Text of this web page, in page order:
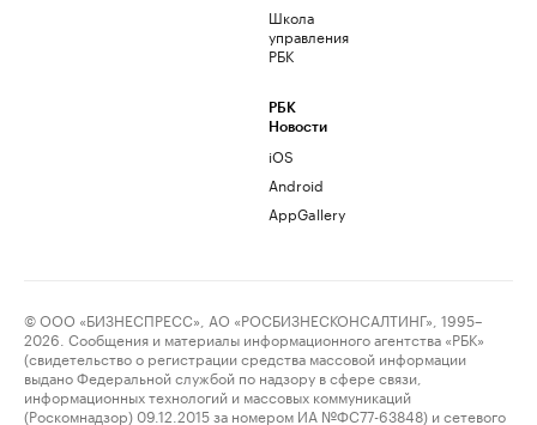
Школа
управления
РБК
РБК
Новости
iOS
Android
AppGallery
© ООО «БИЗНЕСПРЕСС», АО «РОСБИЗНЕСКОНСАЛТИНГ», 1995–
2026. Сообщения и материалы информационного агентства «РБК»
(свидетельство о регистрации средства массовой информации
выдано Федеральной службой по надзору в сфере связи,
информационных технологий и массовых коммуникаций
(Роскомнадзор) 09.12.2015 за номером ИА №ФС77-63848) и сетевого